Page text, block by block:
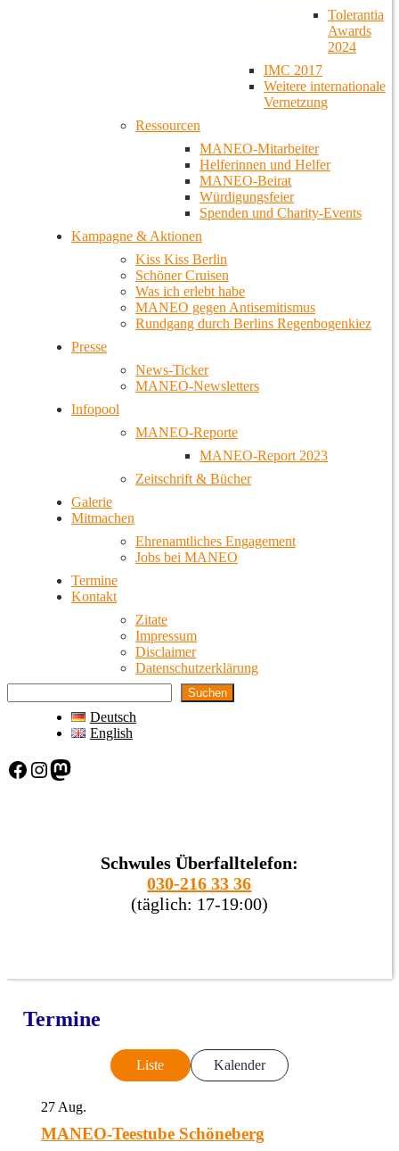
Tolerantia
Awards
2024
IMC 2017
Weitere internationale
Vernetzung
Ressourcen
MANEO-Mitarbeiter
Helferinnen und Helfer
MANEO-Beirat
Würdigungsfeier
Spenden und Charity-Events
Kampagne & Aktionen
Kiss Kiss Berlin
Schöner Cruisen
Was ich erlebt habe
MANEO gegen Antisemitismus
Rundgang durch Berlins Regenbogenkiez
Presse
News-Ticker
MANEO-Newsletters
Infopool
MANEO-Reporte
MANEO-Report 2023
Zeitschrift & Bücher
Galerie
Mitmachen
Ehrenamtliches Engagement
Jobs bei MANEO
Termine
Kontakt
Zitate
Impressum
Disclaimer
Datenschutzerklärung
Suchen
Deutsch
English
Facebook Instagram Mastodon
Schwules Überfalltelefon:
030-216 33 36
(täglich: 17-19:00)
Termine
Liste Kalender
27 Aug.
MANEO-Teestube Schöneberg